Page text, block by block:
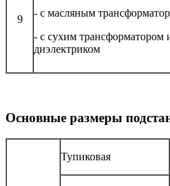
9
- с масляным
- с сухим
диэлектриком
Основные размеры
Тупиковая